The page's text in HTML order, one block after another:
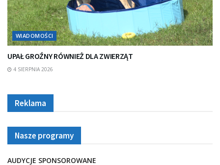
WIADOMOŚCI
UPAŁ GROŹNY RÓWNIEŻ DLA ZWIERZĄT
4 SIERPNIA 2026
Reklama
Nasze programy
AUDYCJE SPONSOROWANE